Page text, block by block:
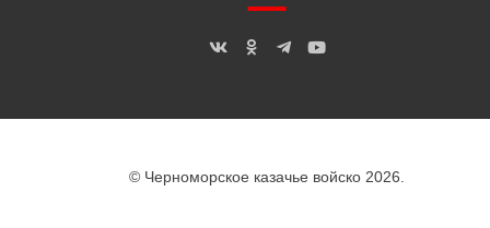
© Черноморское казачье войско 2026.